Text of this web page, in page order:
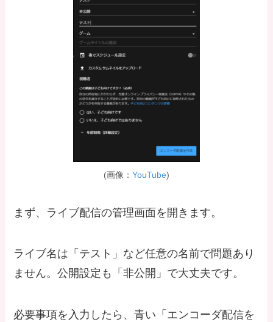
(画像： YouTube)
まず、ライブ配信の管理画面を開きます。
ライブ名は「テスト」など任意の名前で問題あり
ません。公開設定も「非公開」で大丈夫です。
必要事項を入力したら、青い「エンコーダ配信を